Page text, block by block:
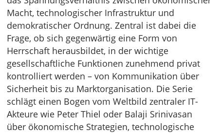
Macht, technologischer Infrastruktur und
demokratischer Ordnung. Zentral ist dabei die
Frage, ob sich gegenwärtig eine Form von
Herrschaft herausbildet, in der wichtige
gesellschaftliche Funktionen zunehmend privat
kontrolliert werden – von Kommunikation über
Sicherheit bis zu Marktorganisation. Die Serie
schlägt einen Bogen vom Weltbild zentraler IT-
Akteure wie Peter Thiel oder Balaji Srinivasan
über ökonomische Strategien, technologische